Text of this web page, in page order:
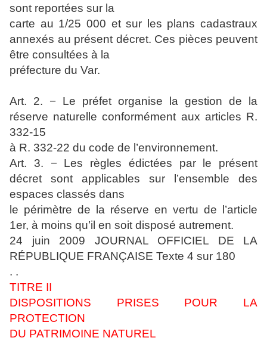
sont reportées sur la
carte au 1/25 000 et sur les plans cadastraux
annexés au présent décret. Ces pièces peuvent
être consultées à la
préfecture du Var.
Art. 2. − Le préfet organise la gestion de la
réserve naturelle conformément aux articles R.
332-15
à R. 332-22 du code de l’environnement.
Art. 3. − Les règles édictées par le présent
décret sont applicables sur l’ensemble des
espaces classés dans
le périmètre de la réserve en vertu de l’article
1er, à moins qu’il en soit disposé autrement.
24 juin 2009 JOURNAL OFFICIEL DE LA
RÉPUBLIQUE FRANÇAISE Texte 4 sur 180
. .
TITRE II
DISPOSITIONS PRISES POUR LA
PROTECTION
DU PATRIMOINE NATUREL